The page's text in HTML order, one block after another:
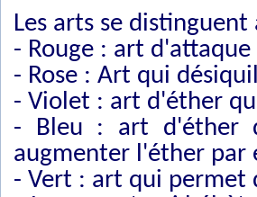
Les arts se
- Rouge : art
- Rose : Art qui
- Violet : art d'éther
- Bleu : art d'éther
augmenter l'éther par
- Vert : art qui permet